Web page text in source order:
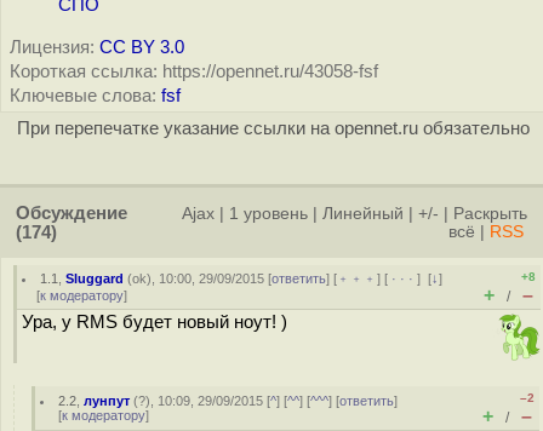
СПО
Лицензия: CC BY 3.0
Короткая ссылка: https://opennet.ru/43058-fsf
Ключевые слова: fsf
При перепечатке указание ссылки на opennet.ru обязательно
Обсуждение
(174)
Ajax 1 уровень Линейный +/-
Раскрыть
всё
RSS
1.1 ,Sluggard (ok), 10:00, 29/09/2015 [ответить] [ ﹢﹢﹢] [ · · ·][↓]
[к модератору]
+8
+ / –
Ура, у RMS будет новый ноут! )
2.2 ,лунпут (?), 10:09, 29/09/2015 [^] [^^] [^^^] [ответить]
[к модератору]
–2
+ / –